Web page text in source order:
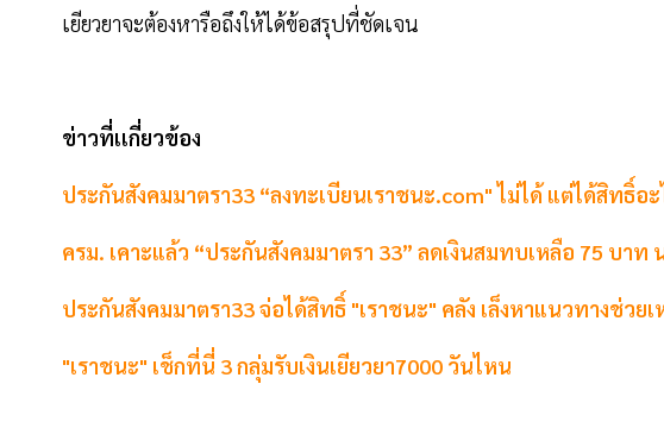
เยียวยาจะต้องหารือถึงให้ได้ข้อสรุปที่ชัดเจน
ข่าวที่เเกี่ยวข้อง
ประกันสังคมมาตรา33 “ลงทะเบียนเราชนะ.com" ไม่ได้ แต่ได้สิทธิ์อ
ครม. เคาะแล้ว “ประกันสังคมมาตรา 33” ลดเงินสมทบเหลือ 75 บาท
ประกันสังคมมาตรา33 จ่อได้สิทธิ์ "เราชนะ" คลัง เล็งหาแนวทางช่วยเ
"เราชนะ" เช็กที่นี่ 3 กลุ่มรับเงินเยียวยา7000 วันไหน